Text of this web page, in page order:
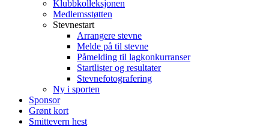
Klubbkolleksjonen
Medlemsstøtten
Stevnestart
Arrangere stevne
Melde på til stevne
Påmelding til lagkonkurranser
Startlister og resultater
Stevnefotografering
Ny i sporten
Sponsor
Grønt kort
Smittevern hest